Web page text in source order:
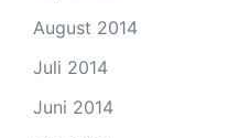
August 2014
Juli 2014
Juni 2014